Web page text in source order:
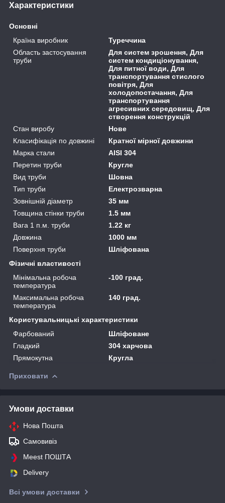
Характеристики
Основні
Країна виробник
Туреччина
Область застосування
труби
Для систем зрошення, Для
систем кондиціонування,
Для питної води, Для
транспортування стислого
повітря, Для
холодопостачання, Для
транспортування
агресивних середовищ, Для
створення конструкцій
Стан виробу
Нове
Класифікація по довжині
Кратної мірної довжини
Марка стали
AISI 304
Перетин труби
Кругле
Вид труби
Шовна
Тип труби
Електрозварна
Зовнішній діаметр
35 мм
Товщина стінки труби
1.5 мм
Вага 1 п.м. труби
1.22 кг
Довжина
1000 мм
Поверхня труби
Шліфована
Фізичні властивості
Мінімальна робоча
температура
-100 град.
Максимальна робоча
температура
140 град.
Користувальницькі характеристики
Фарбований
Шліфоване
Гладкий
304 харчова
Прямокутна
Кругла
Приховати
Умови доставки
Нова Пошта
Самовивіз
Meest ПОШТА
Delivery
Всі умови доставки